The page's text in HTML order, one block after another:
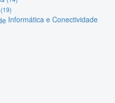
(19)
Informática e Conectividade